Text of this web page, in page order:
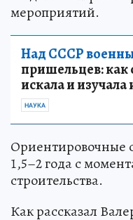
мероприятий.
Над СССР
пришельцев: как
искала и
НАУКА
Ориентировочные
1,5–2 года с
строительства.
Как рассказал